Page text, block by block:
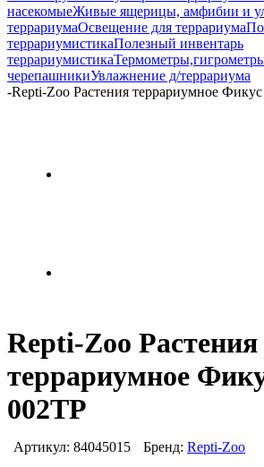
насекомыеЖивые ящерицы, амфибии и
террариумаОсвещение для террариума
террариумистикаПолезный инвентарь
террариумистика
черепашникиУвлажнение д/террариума
-Repti-Zoo Растения террариумное
Repti-Zoo Растения
террариумное
002ТР
Артикул: 84045015 Бренд: Repti-Zoo